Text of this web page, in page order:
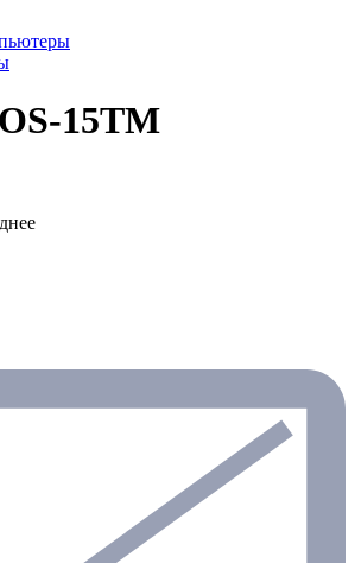
15TM